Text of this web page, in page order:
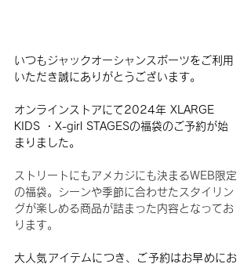
いつもジャックオーシャンスポーツをご利用
いただき誠にありがとうございます。
オンラインストアにて2024年 XLARGE
KIDS ・X-girl STAGESの福袋のご予約が始
まりました。
ストリートにもアメカジにも決まるWEB限定
の福袋。シーンや季節に合わせたスタイリン
グが楽しめる商品が詰まった内容となってお
ります。
大人気アイテムにつき、ご予約はお早めにお